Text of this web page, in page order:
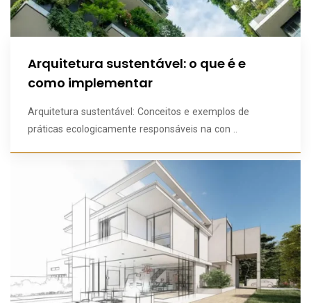
Arquitetura sustentável: o que é e
como implementar
Arquitetura sustentável: Conceitos e exemplos de
práticas ecologicamente responsáveis na con ..